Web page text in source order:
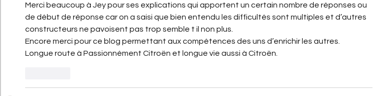
Merci beaucoup à Jey pour ses explications qui apportent un certain nombre de réponses ou
de début de réponse car on a saisi que bien entendu les difficultés sont multiples et d’autres
constructeurs ne pavoisent pas trop semble t il non plus.
Encore merci pour ce blog permettant aux compétences des uns d’enrichir les autres.
Longue route à Passionnément Citroën et longue vie aussi à Citroën.